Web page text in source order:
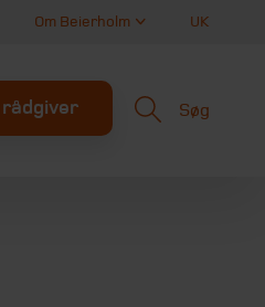
Om Beierholm UK
rådgiver Søg